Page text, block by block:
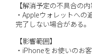
【解消予定の不具合の内
・Appleウォレットへの
完了しない場合がある。
【影響範囲】
・iPhoneをお使いのお